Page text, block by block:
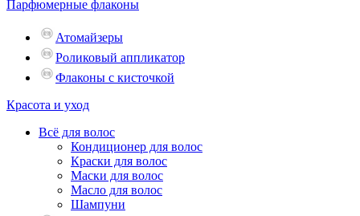
Парфюмерные флаконы
Атомайзеры
Роликовый аппликатор
Флаконы с кисточкой
Красота и уход
Всё для волос
Кондиционер для волос
Краски для волос
Маски для волос
Масло для волос
Шампуни